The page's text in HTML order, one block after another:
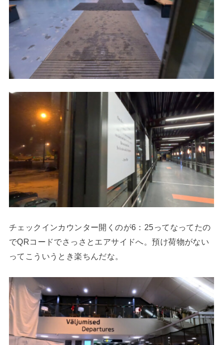
チェックインカウンター開くのが6：25ってなってたの
でQRコードでさっさとエアサイドへ。預け荷物がない
ってこういうとき楽ちんだな。